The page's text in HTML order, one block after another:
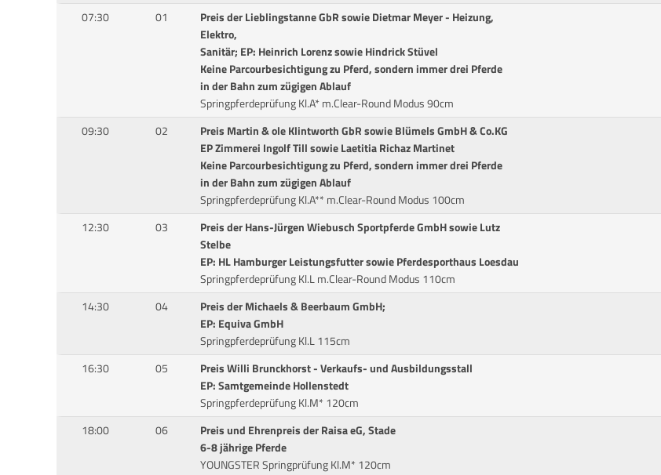
07:30
01
Preis der Lieblingstanne GbR sowie Dietmar Meyer - Heizung,
Elektro,
Sanitär; EP: Heinrich Lorenz sowie Hindrick Stüvel
Keine Parcourbesichtigung zu Pferd, sondern immer drei Pferde
in der Bahn zum zügigen Ablauf
Springpferdeprüfung Kl.A* m.Clear-Round Modus 90cm
09:30 02
Preis Martin & ole Klintworth GbR sowie Blümels GmbH & Co.KG
EP Zimmerei Ingolf Till sowie Laetitia Richaz Martinet
Keine Parcourbesichtigung zu Pferd, sondern immer drei Pferde
in der Bahn zum zügigen Ablauf
Springpferdeprüfung Kl.A** m.Clear-Round Modus 100cm
12:30 03
Preis der Hans-Jürgen Wiebusch Sportpferde GmbH sowie Lutz
Stelbe
EP: HL Hamburger Leistungsfutter sowie Pferdesporthaus Loesdau
Springpferdeprüfung Kl.L m.Clear-Round Modus 110cm
14:30 04
Preis der Michaels & Beerbaum GmbH;
EP: Equiva GmbH
Springpferdeprüfung Kl.L 115cm
16:30 05
Preis Willi Brunckhorst - Verkaufs- und Ausbildungsstall
EP: Samtgemeinde Hollenstedt
Springpferdeprüfung Kl.M* 120cm
18:00 06
Preis und Ehrenpreis der Raisa eG, Stade
6-8 jährige Pferde
YOUNGSTER Springprüfung Kl.M* 120cm